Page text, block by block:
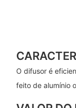
O difusor é
feito de alumínio